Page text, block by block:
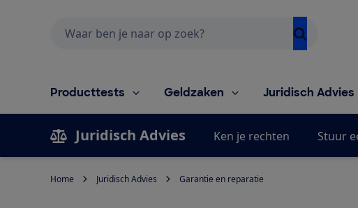
Producttests Geldzaken Juridisch Advies
Juridisch Advies Ken je rechten Stuur
Home Juridisch Advies Garantie en reparatie